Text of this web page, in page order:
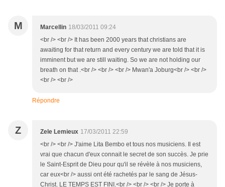
M Marcellin 18/03/2011 09:24
<br /> <br /> It has been 2000 years that christians are
awaiting for that return and every century we are told that it is
imminent but we are still waiting. So we are not holding our
breath on that .<br /> <br /> <br /> Mwan'a Joburg<br /> <br />
<br /> <br />
Répondre
Z Zele Lemieux 17/03/2011 22:59
<br /> <br /> J'aime Lita Bembo et tous nos musiciens. Il est
vrai que chacun d'eux connait le secret de son succès. Je prie
le Saint-Esprit de Dieu pour qu'il se révèle à nos musiciens,
car eux<br /> aussi ont été rachetés par le sang de Jésus-
Christ. LE TEMPS EST FINI.<br /> <br /> <br /> Je porte à